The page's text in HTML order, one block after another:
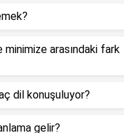
minimize arasındaki fark
dil konuşuluyor?
gelir?